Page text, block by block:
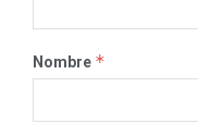
Nombre *